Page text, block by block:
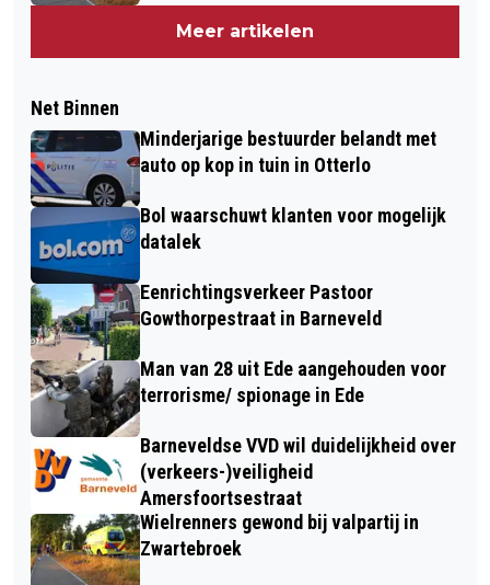
Meer artikelen
Net Binnen
Minderjarige bestuurder belandt met
auto op kop in tuin in Otterlo
Bol waarschuwt klanten voor mogelijk
datalek
Eenrichtingsverkeer Pastoor
Gowthorpestraat in Barneveld
Man van 28 uit Ede aangehouden voor
terrorisme/ spionage in Ede
Barneveldse VVD wil duidelijkheid over
(verkeers-)veiligheid
Amersfoortsestraat
Wielrenners gewond bij valpartij in
Zwartebroek